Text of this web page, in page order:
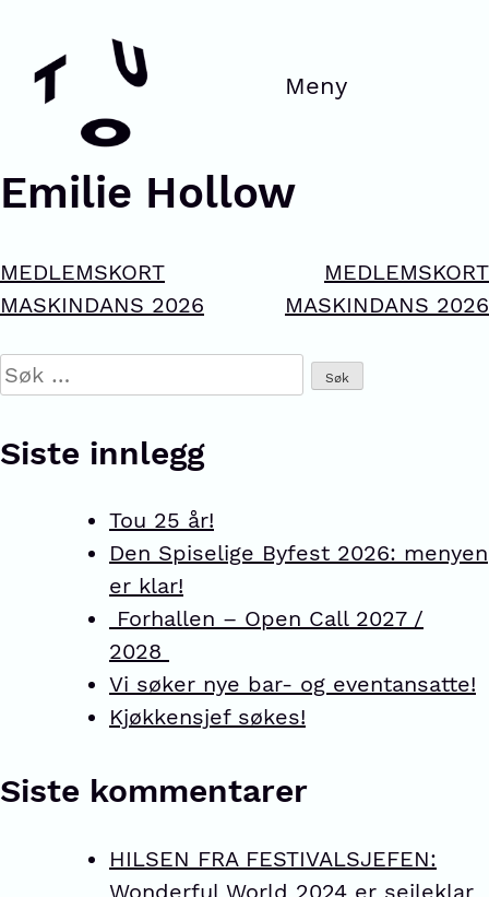
Emilie Hollow
MEDLEMSKORT
MASKINDANS 2026
MEDLEMSKORT
MASKINDANS 2026
Siste innlegg
Tou 25 år!
Den Spiselige Byfest 2026: menyen
er klar!
Forhallen – Open Call 2027 /
2028
Vi søker nye bar- og eventansatte!
Kjøkkensjef søkes!
Siste kommentarer
HILSEN FRA FESTIVALSJEFEN: